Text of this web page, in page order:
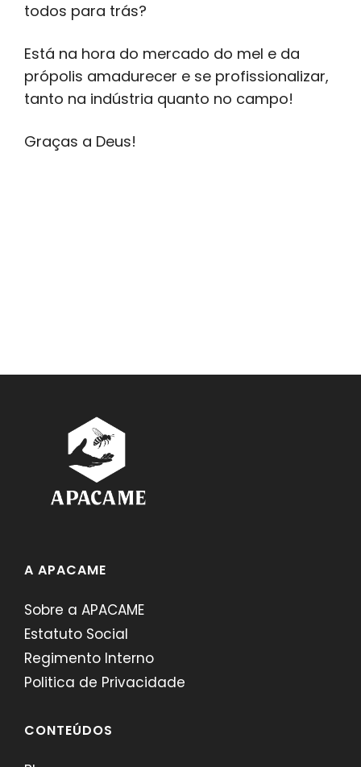
todos para trás?
Está na hora do mercado do mel e da
própolis amadurecer e se profissionalizar,
tanto na indústria quanto no campo!
Graças a Deus!
A APACAME
Sobre a APACAME
Estatuto Social
Regimento Interno
Politica de Privacidade
CONTEÚDOS